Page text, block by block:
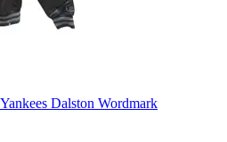
Dalston Wordmark